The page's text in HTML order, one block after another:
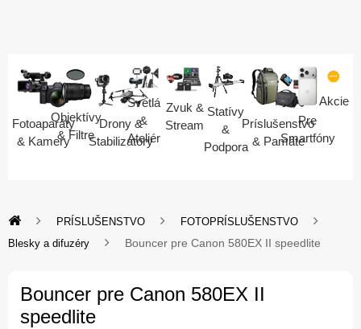
Fotoaparáty
& Kamery
Objektívy
& Filtre
Drony &
Stabilizátory
Svetlá
&
Ateliér
Zvuk &
Stream
Statívy
&
Podpora
Príslušenstvo
& Pamäte
Pre
Smartfóny
Akcie
PRÍSLUŠENSTVO
FOTOPRÍSLUŠENSTVO
Blesky a difuzéry
Bouncer pre Canon 580EX II speedlite
Bouncer pre Canon 580EX II
speedlite